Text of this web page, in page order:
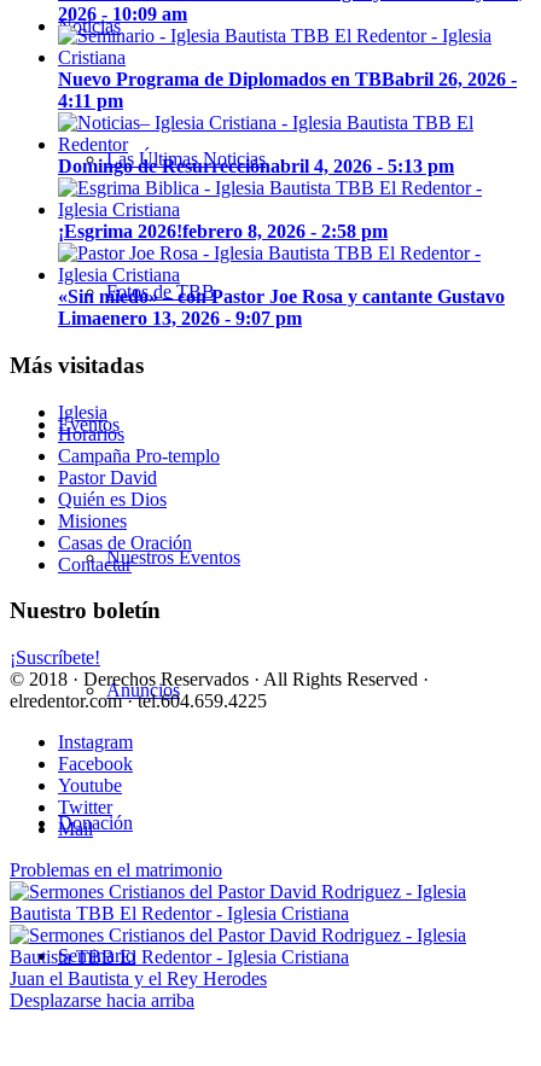
Noticias
Las Últimas Noticias
Fotos de TBB
Eventos
Nuestros Eventos
Anuncios
Donación
Seminario
2026 - 10:09 am
Nuevo Programa de Diplomados en TBBabril 26, 2026 -
4:11 pm
Domingo de Resurrecciónabril 4, 2026 - 5:13 pm
¡Esgrima 2026!febrero 8, 2026 - 2:58 pm
«Sin miedo» – con Pastor Joe Rosa y cantante Gustavo
Limaenero 13, 2026 - 9:07 pm
Más visitadas
Iglesia
Horarios
Campaña Pro-templo
Pastor David
Quién es Dios
Misiones
Casas de Oración
Contactar
Nuestro boletín
¡Suscríbete!
© 2018 · Derechos Reservados · All Rights Reserved ·
elredentor.com · tel.604.659.4225
Instagram
Facebook
Youtube
Twitter
Mail
Problemas en el matrimonio
Juan el Bautista y el Rey Herodes
Desplazarse hacia arriba